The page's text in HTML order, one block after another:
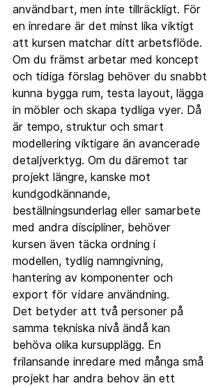
användbart, men inte tillräckligt. För
en inredare är det minst lika viktigt
att kursen matchar ditt arbetsflöde.
Om du främst arbetar med koncept
och tidiga förslag behöver du snabbt
kunna bygga rum, testa layout, lägga
in möbler och skapa tydliga vyer. Då
är tempo, struktur och smart
modellering viktigare än avancerade
detaljverktyg. Om du däremot tar
projekt längre, kanske mot
kundgodkännande,
beställningsunderlag eller samarbete
med andra discipliner, behöver
kursen även täcka ordning i
modellen, tydlig namngivning,
hantering av komponenter och
export för vidare användning.
Det betyder att två personer på
samma tekniska nivå ändå kan
behöva olika kursupplägg. En
frilansande inredare med många små
projekt har andra behov än ett